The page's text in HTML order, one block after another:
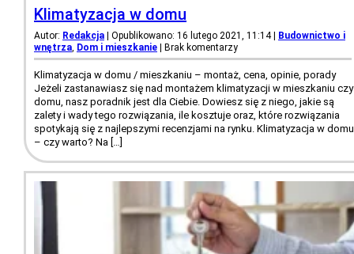
Klimatyzacja w domu
Autor: Redakcja | Opublikowano: 16 lutego 2021, 11:14
Budownictwo i
wnętrza, Dom i mieszkanie Brak komentarzy
Klimatyzacja w domu / mieszkaniu – montaż, cena, opinie, porady
Jeżeli zastanawiasz się nad montażem klimatyzacji w mieszkaniu czy
domu, nasz poradnik jest dla Ciebie. Dowiesz się z niego, jakie są
zalety i wady tego rozwiązania, ile kosztuje oraz, które rozwiązania
spotykają się z najlepszymi recenzjami na rynku. Klimatyzacja w domu
– czy warto? Na […]